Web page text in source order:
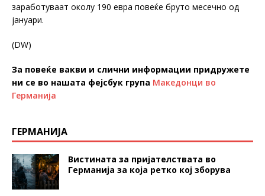
заработуваат околу 190 евра повеќе бруто месечно од
јануари.
(DW)
За повеќе вакви и слични информации придружете
ни се во нашата фејсбук група Македонци во
Германија
ГЕРМАНИЈА
Вистината за пријателствата во
Германија за која ретко кој зборува